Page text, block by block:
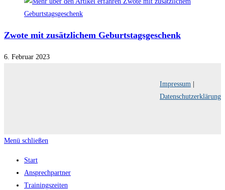
Zwote mit zusätzlichem Geburtstagsgeschenk
6. Februar 2023
Impressum
Datenschutzerklärung
Menü schließen
Start
Ansprechpartner
Trainingszeiten